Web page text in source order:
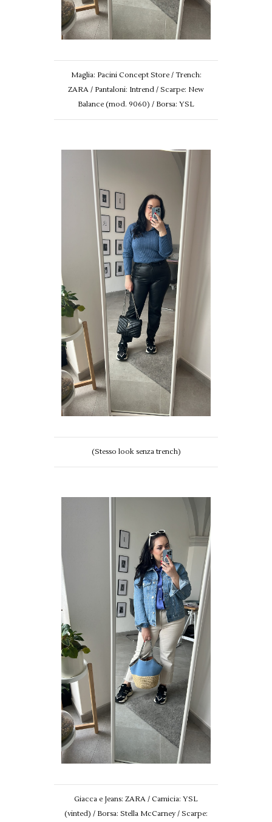
Maglia: Pacini Concept Store / Trench:
ZARA / Pantaloni: Intrend / Scarpe: New
Balance (mod. 9060) / Borsa: YSL
(Stesso look senza trench)
Giacca e Jeans: ZARA / Camicia: YSL
(vinted) / Borsa: Stella McCarney / Scarpe: